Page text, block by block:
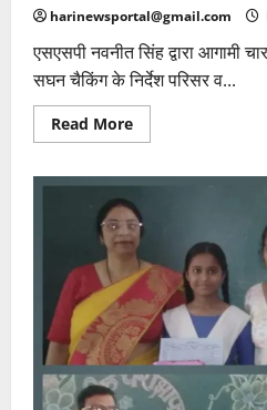
harinewsportal@gmail.com
एसएसपी नवनीत सिंह द्वारा आगामी
सघन चैकिंग के निर्देश परिसर व...
Read MoreRead
more
देवी
मंदिर
का
चप्पा
चप्पा
खंगालने
पहुंची
बीडीएस
डॉग
स्क्वायड
की
टीमें